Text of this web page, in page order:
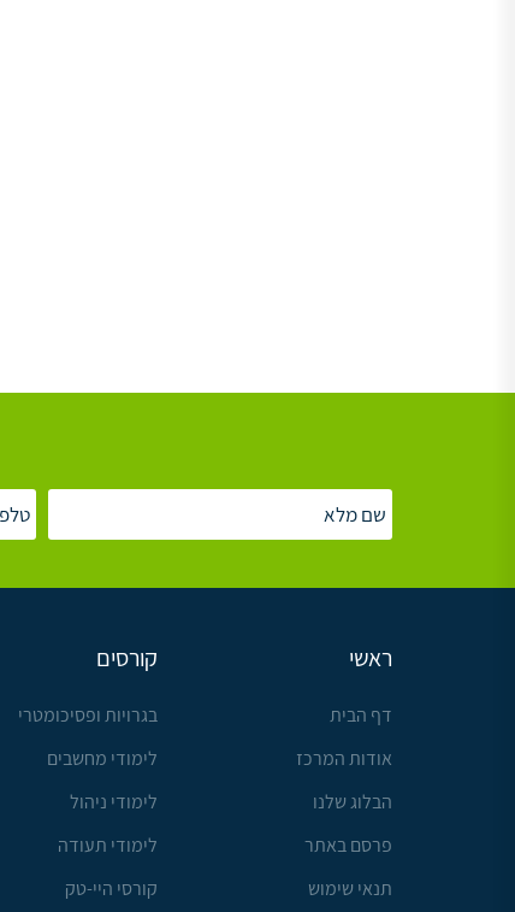
ראשי
דף הבית
אודות המרכז
הבלוג שלנו
פרסם באתר
תנאי שימוש
קורסים
בגרויות ופסיכומטרי
לימודי מחשבים
לימודי ניהול
לימודי תעודה
קורסי היי-טק